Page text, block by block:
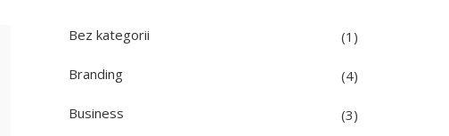
Bez kategorii (1)
Branding (4)
Business (3)